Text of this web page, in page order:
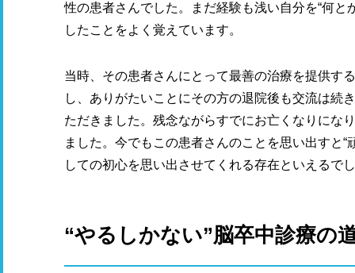
性の患者さんでした。まだ経験も浅い自分を“何
したことをよく覚えています。
当時、その患者さんにとって最善の治療を提供す
し、ありがたいことにその方の退院後も交流は続
ただきました。残念ながらすでにお亡くなりにな
ました。今でもこの患者さんのことを思い出すと
しての初心を思い出させてくれる存在といえるで
“やるしかない”脳卒中診療の